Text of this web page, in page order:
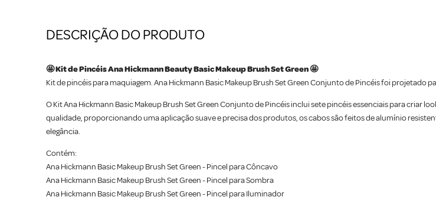
DESCRIÇÃO DO PRODUTO
🤩 Kit de Pincéis Ana Hickmann Beauty Basic Makeup Brush Set Green 🤩
Kit de pincéis para maquiagem. Ana Hickmann Basic Makeup Brush Set Green Conjunto de Pincéis foi projetado
O Kit Ana Hickmann Basic Makeup Brush Set Green Conjunto de Pincéis inclui sete pincéis essenciais para criar
qualidade, proporcionando uma aplicação suave e precisa dos produtos, os cabos são feitos de alumínio
elegância.
Contém:
Ana Hickmann Basic Makeup Brush Set Green - Pincel para Côncavo
Ana Hickmann Basic Makeup Brush Set Green - Pincel para Sombra
Ana Hickmann Basic Makeup Brush Set Green - Pincel para Iluminador